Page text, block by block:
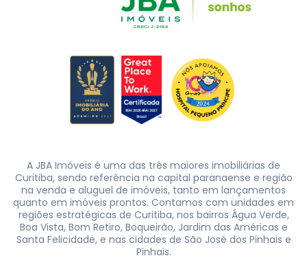
A JBA Imóveis é uma das três maiores imobiliárias de
Curitiba, sendo referência na capital paranaense e região
na venda e aluguel de imóveis, tanto em lançamentos
quanto em imóveis prontos. Contamos com unidades em
regiões estratégicas de Curitiba, nos bairros Água Verde,
Boa Vista, Bom Retiro, Boqueirão, Jardim das Américas e
Santa Felicidade, e nas cidades de São José dos Pinhais e
Pinhais.